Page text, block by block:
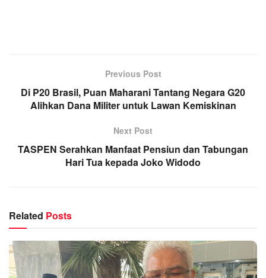
Previous Post
Di P20 Brasil, Puan Maharani Tantang Negara G20
Alihkan Dana Militer untuk Lawan Kemiskinan
Next Post
TASPEN Serahkan Manfaat Pensiun dan Tabungan
Hari Tua kepada Joko Widodo
Related Posts